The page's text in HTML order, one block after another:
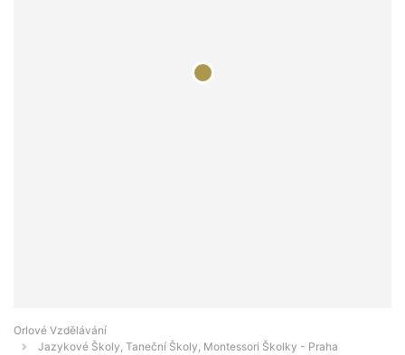
Orlové Vzdělávání
Jazykové Školy, Taneční Školy, Montessori Školky - Praha